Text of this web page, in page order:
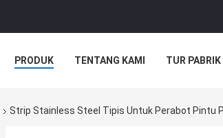
PRODUK TENTANG KAMI TUR PABRIK
Strip Stainless Steel Tipis Untuk Perabot Pintu